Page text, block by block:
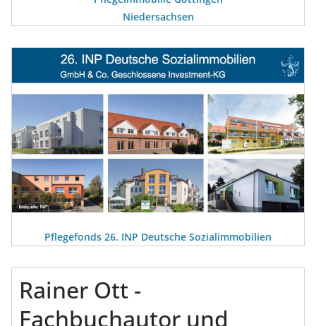
Niedersachsen
Pflegefonds 26. INP Deutsche Sozialimmobilien
Rainer Ott -
Fachbuchautor und